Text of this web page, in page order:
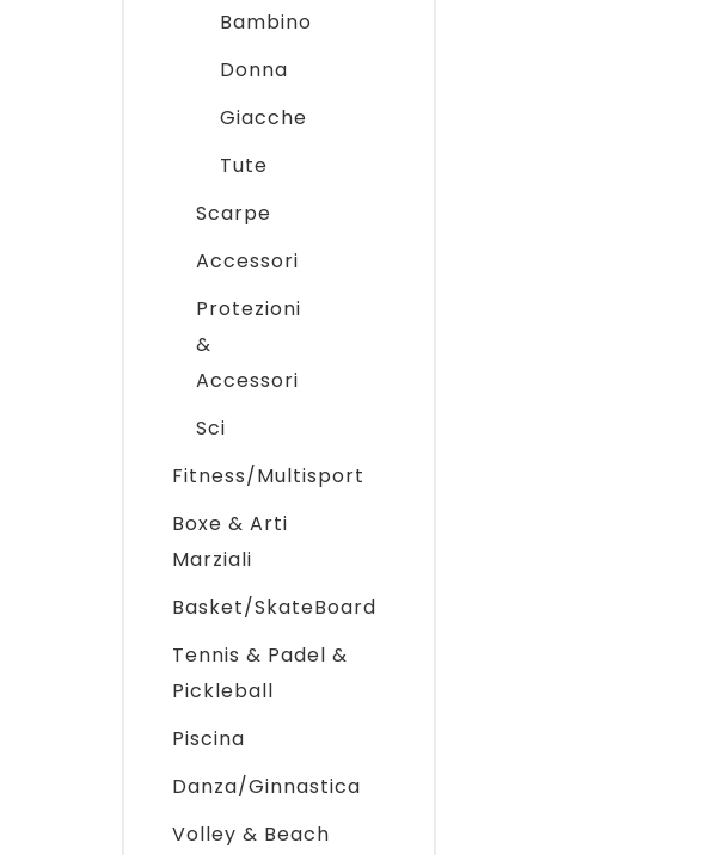
Bambino
Donna
Giacche
Tute
Scarpe
Accessori
Protezioni
&
Accessori
Sci
Fitness/Multisport
Boxe & Arti
Marziali
Basket/SkateBoard
Tennis & Padel &
Pickleball
Piscina
Danza/Ginnastica
Volley & Beach